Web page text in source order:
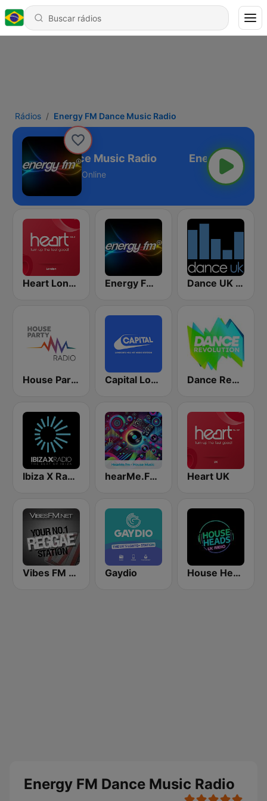
Rádios Energy FM Dance Music Radio
FM Dance Music Radio
Online
Heart London Energy FM Non Stop Mixes Dance UK Radio
House Party Radio Capital London Dance Revolution
Ibiza X Radio hearMe.FM House Heart UK
Vibes FM 93.8 Gaydio House Heads UK
Energy FM Dance Music Radio